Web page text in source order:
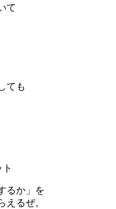
て
ても
るか」を
るぜ。